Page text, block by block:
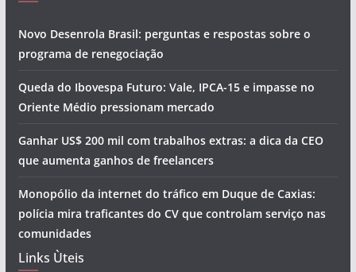
Novo Desenrola Brasil: perguntas e respostas sobre o
programa de renegociação
Queda do Ibovespa Futuro: Vale, IPCA-15 e impasse no
Oriente Médio pressionam mercado
Ganhar US$ 200 mil com trabalhos extras: a dica da CEO
que aumenta ganhos de freelancers
Monopólio da internet do tráfico em Duque de Caxias:
polícia mira traficantes do CV que controlam serviço nas
comunidades
Links Ùteis